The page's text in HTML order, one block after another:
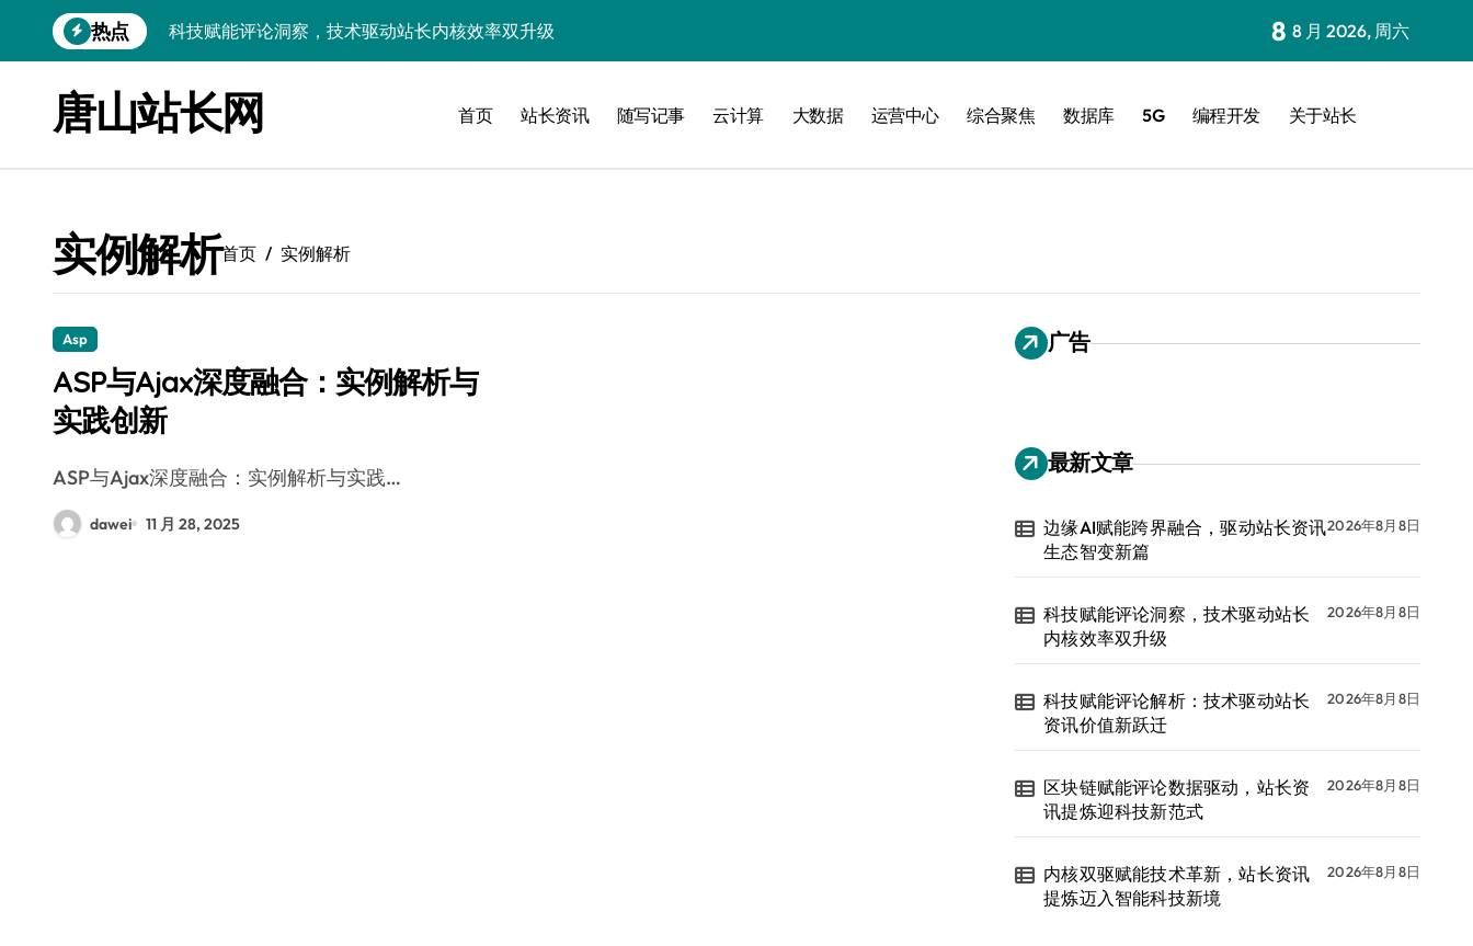
到
热点
科技赋能评论洞察，技术驱动站长内核效率双升级
区块链赋能评论数据驱动，站长资讯提炼迎科技新范式
内核双驱赋能技术革新，站长资讯提炼迈入智能科技新境
技术赋能站长资讯：科技洞察评论，高效提炼内容精髓
科技赋能评论挖掘，技术精析站长资讯提内容价值
评论区数据赋能内核革新：架构师科技提炼突破新路径
8 8 月 2026, 周六
唐山站长网 首页 站长资讯 随写记事 云计算 大数据 运营中心 综合聚焦 数据库 5G 编程开发 关于站长
实例解析首页 实例解析
Asp
ASP与Ajax深度融合：实例解析与
实践创新
ASP与Ajax深度融合：实例解析与实践…
dawei 11 月 28, 2025
广告
最新文章
边缘AI赋能跨界融合，驱动站长资讯
生态智变新篇
2026年8月8日
科技赋能评论洞察，技术驱动站长
内核效率双升级
2026年8月8日
科技赋能评论解析：技术驱动站长
资讯价值新跃迁
2026年8月8日
区块链赋能评论数据驱动，站长资
讯提炼迎科技新范式
2026年8月8日
内核双驱赋能技术革新，站长资讯
提炼迈入智能科技新境
2026年8月8日